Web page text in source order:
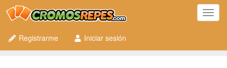
Registrarme
Iniciar sesión